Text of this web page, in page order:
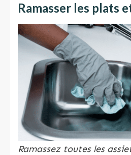
Ramasser les plats
Ramassez toutes les